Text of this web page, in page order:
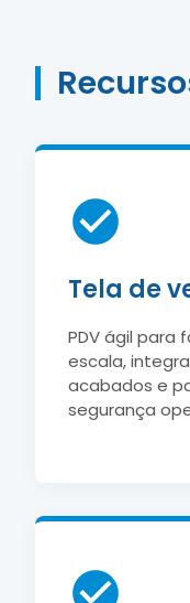
Tela de
PDV ágil para
escala,
acabados e
segurança